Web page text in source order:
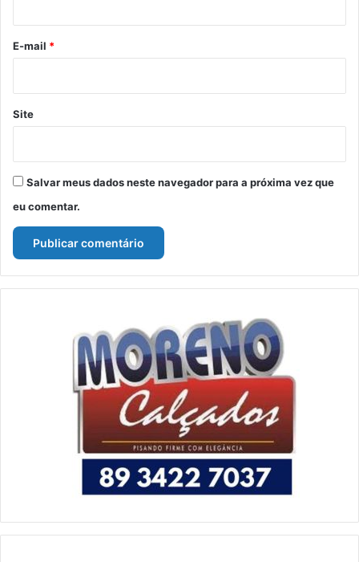
*
E-mail *
Site
Salvar meus dados neste navegador para a próxima vez que
eu comentar.